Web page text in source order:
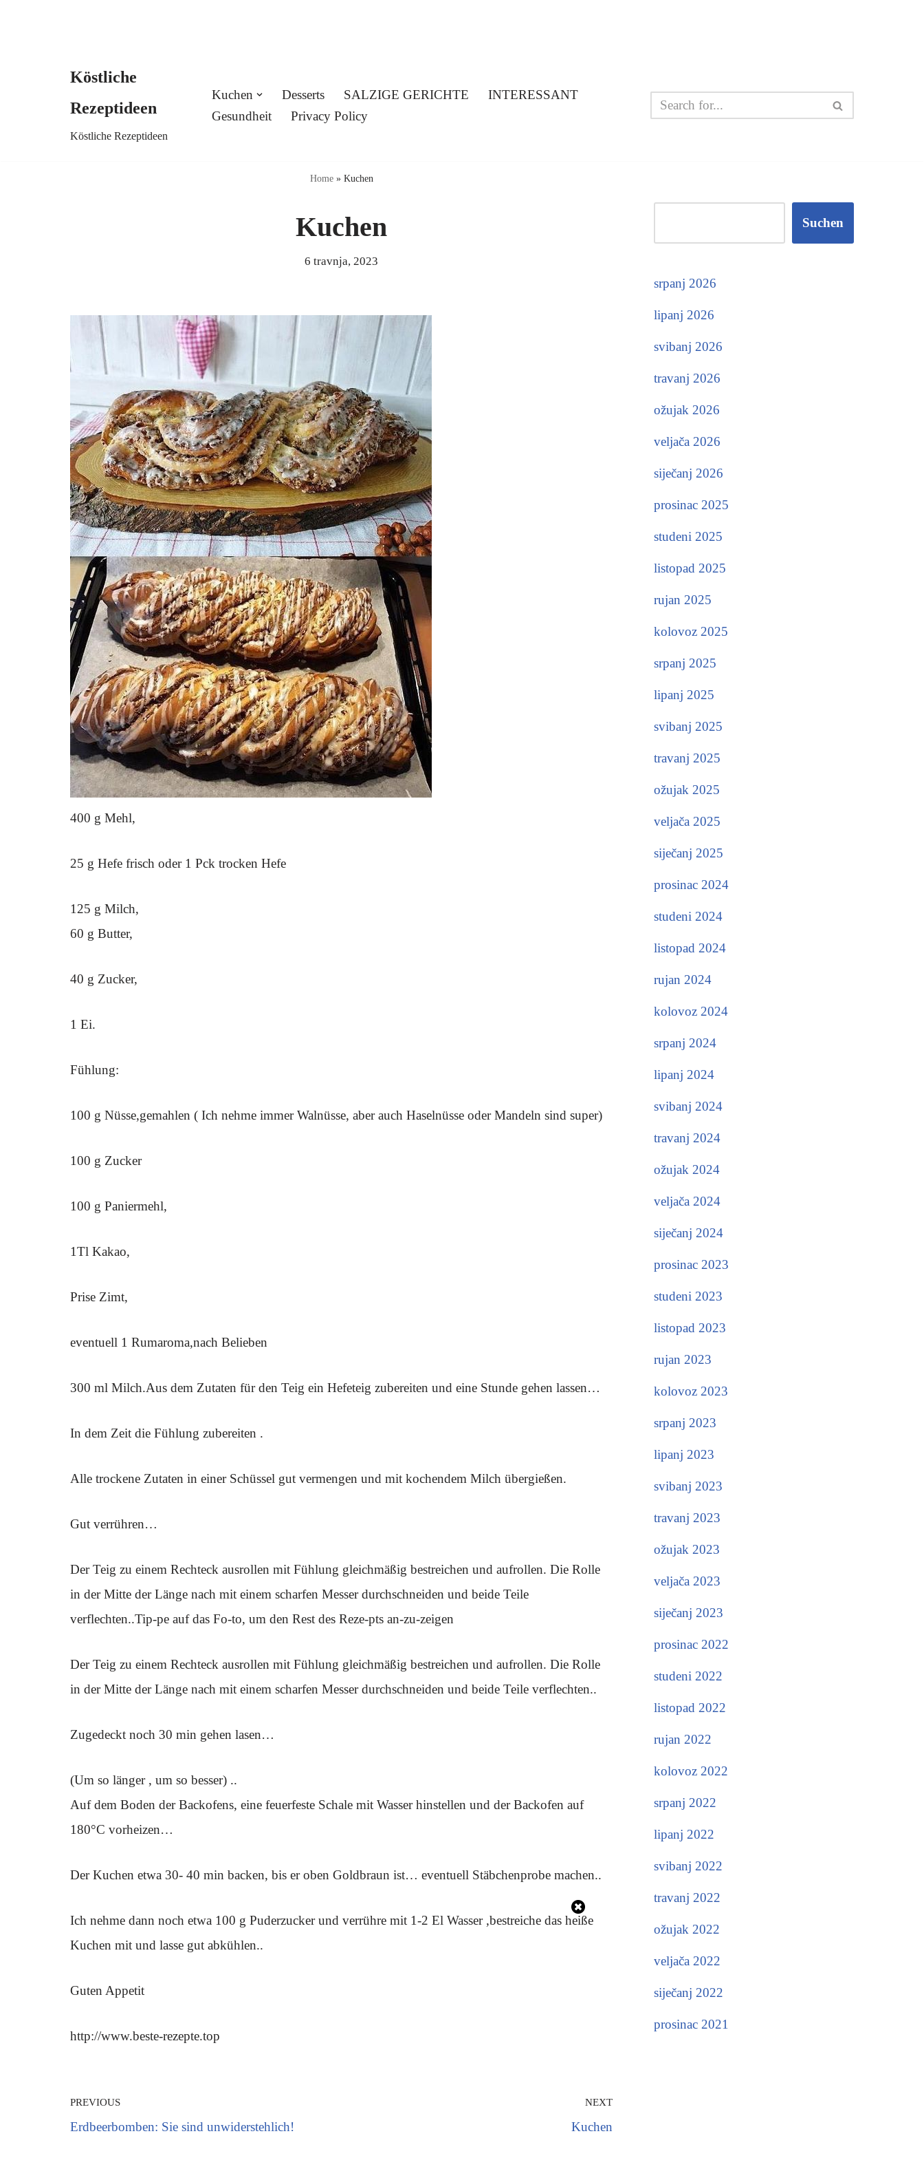
Köstliche
Rezeptideen
Köstliche Rezeptideen
Kuchen Desserts SALZIGE GERICHTE
INTERESSANT
Gesundheit
Privacy Policy
Home» Kuchen
Kuchen
6 travnja, 2023
400 g Mehl,
25 g Hefe frisch oder 1 Pck trocken Hefe
125 g Milch,
60 g Butter,
40 g Zucker,
1 Ei.
Fühlung:
100 g Nüsse,gemahlen ( Ich nehme immer Walnüsse, aber auch Haselnüsse oder Mandeln sind super)
100 g Zucker
100 g Paniermehl,
1Tl Kakao,
Prise Zimt,
eventuell 1 Rumaroma,nach Belieben
300 ml Milch.Aus dem Zutaten für den Teig ein Hefeteig zubereiten und eine Stunde gehen lassen…
In dem Zeit die Fühlung zubereiten .
Alle trockene Zutaten in einer Schüssel gut vermengen und mit kochendem Milch übergießen.
Gut verrühren…
Der Teig zu einem Rechteck ausrollen mit Fühlung gleichmäßig bestreichen und aufrollen. Die Rolle
in der Mitte der Länge nach mit einem scharfen Messer durchschneiden und beide Teile
verflechten..Tip-pe auf das Fo-to, um den Rest des Reze-pts an-zu-zeigen
Der Teig zu einem Rechteck ausrollen mit Fühlung gleichmäßig bestreichen und aufrollen. Die Rolle
in der Mitte der Länge nach mit einem scharfen Messer durchschneiden und beide Teile verflechten..
Zugedeckt noch 30 min gehen lasen…
(Um so länger , um so besser) ..
Auf dem Boden der Backofens, eine feuerfeste Schale mit Wasser hinstellen und der Backofen auf
180°C vorheizen…
Der Kuchen etwa 30- 40 min backen, bis er oben Goldbraun ist… eventuell Stäbchenprobe machen..
Ich nehme dann noch etwa 100 g Puderzucker und verrühre mit 1-2 El Wasser ,bestreiche das heiße
Kuchen mit und lasse gut abkühlen..
Guten Appetit
http://www.beste-rezepte.top
PREVIOUS
Erdbeerbomben: Sie sind unwiderstehlich!
NEXT
Kuchen
Suchen
srpanj 2026
lipanj 2026
svibanj 2026
travanj 2026
ožujak 2026
veljača 2026
siječanj 2026
prosinac 2025
studeni 2025
listopad 2025
rujan 2025
kolovoz 2025
srpanj 2025
lipanj 2025
svibanj 2025
travanj 2025
ožujak 2025
veljača 2025
siječanj 2025
prosinac 2024
studeni 2024
listopad 2024
rujan 2024
kolovoz 2024
srpanj 2024
lipanj 2024
svibanj 2024
travanj 2024
ožujak 2024
veljača 2024
siječanj 2024
prosinac 2023
studeni 2023
listopad 2023
rujan 2023
kolovoz 2023
srpanj 2023
lipanj 2023
svibanj 2023
travanj 2023
ožujak 2023
veljača 2023
siječanj 2023
prosinac 2022
studeni 2022
listopad 2022
rujan 2022
kolovoz 2022
srpanj 2022
lipanj 2022
svibanj 2022
travanj 2022
ožujak 2022
veljača 2022
siječanj 2022
prosinac 2021